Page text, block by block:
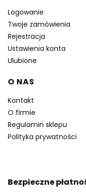
Logowanie
Twoje zamówienia
Rejestracja
Ustawienia konta
Ulubione
O NAS
Kontakt
O firmie
Regulamin sklepu
Polityka prywatności
Bezpieczne